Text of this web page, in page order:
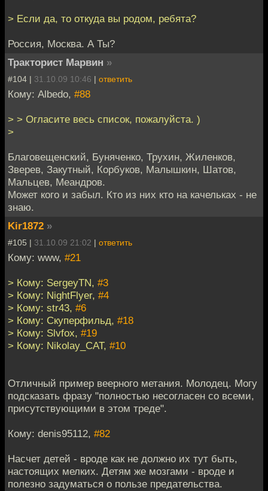
> Если да, то откуда вы родом, ребята?
Россия, Москва. А Ты?
Тракторист Марвин »
#104 | 31.10.09 10:46 | ответить
Кому: Albedo, #88
> > Огласите весь список, пожалуйста. )
>
Благовещенский, Буняченко, Трухин, Жиленков,
Зверев, Закутный, Корбуков, Малышкин, Шатов,
Мальцев, Меандров.
Может кого и забыл. Кто из них кто на качельках - не
знаю.
Kir1872 »
#105 | 31.10.09 21:02 | ответить
Кому: www, #21
> Кому: SergeyTN, #3
> Кому: NightFlyer, #4
> Кому: str43, #6
> Кому: Скуперфильд, #18
> Кому: Slvfox, #19
> Кому: Nikolay_CAT, #10
Отличный пример веерного метания. Молодец. Могу
подсказать фразу "полностью несогласен со всеми,
присутствующими в этом треде".
Кому: denis95112, #82
Насчет детей - вроде как не должно их тут быть,
настоящих мелких. Детям же мозгами - вроде и
полезно задуматься о пользе предательства.